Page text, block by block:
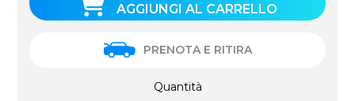
AGGIUNGI AL CARRELLO
PRENOTA E RITIRA
Quantità